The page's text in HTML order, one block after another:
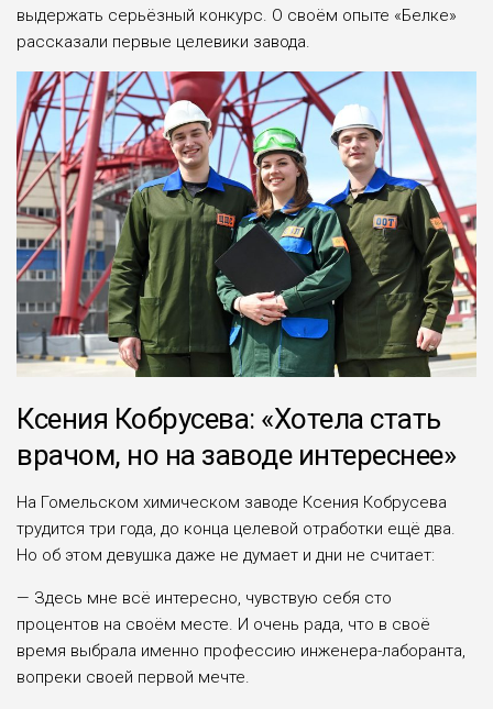
выдержать серьёзный конкурс. О своём опыте «Белке»
рассказали первые целевики завода.
Ксения Кобрусева: «Хотела стать
врачом, но на заводе интереснее»
На Гомельском химическом заводе Ксения Кобрусева
трудится три года, до конца целевой отработки ещё два.
Но об этом девушка даже не думает и дни не считает:
— Здесь мне всё интересно, чувствую себя сто
процентов на своём месте. И очень рада, что в своё
время выбрала именно профессию инженера-лаборанта,
вопреки своей первой мечте.